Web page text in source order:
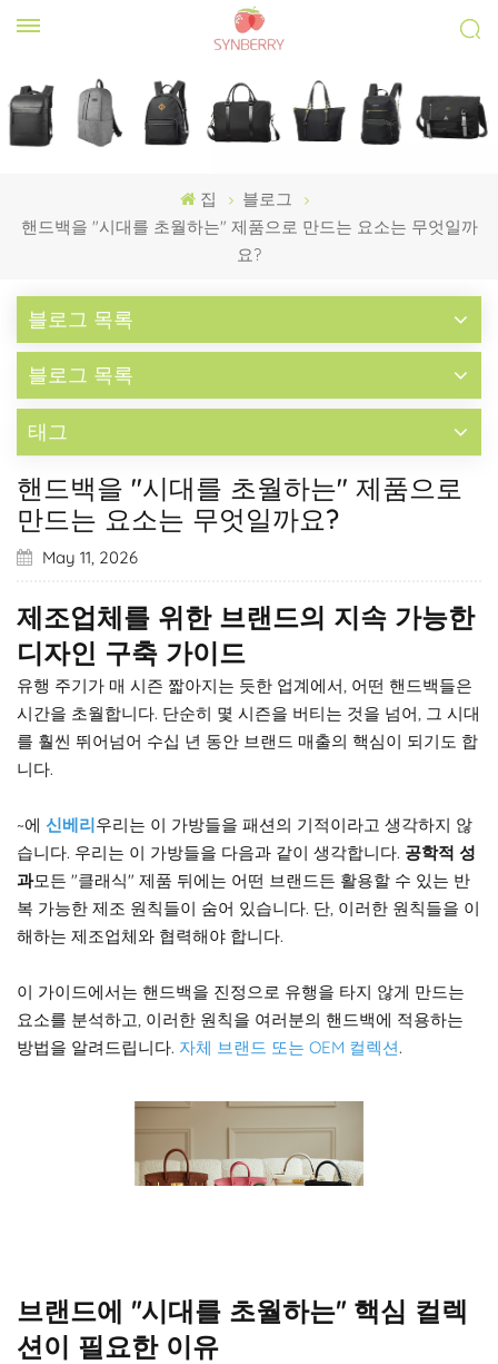
집
블로그
핸드백을 "시대를 초월하는" 제품으로 만드는 요소는 무엇일까
요?
블로그 목록
블로그 목록
태그
핸드백을 "시대를 초월하는" 제품으로
만드는 요소는 무엇일까요?
May 11, 2026
제조업체를 위한 브랜드의 지속 가능한
디자인 구축 가이드
유행 주기가 매 시즌 짧아지는 듯한 업계에서, 어떤 핸드백들은
시간을 초월합니다. 단순히 몇 시즌을 버티는 것을 넘어, 그 시대
를 훨씬 뛰어넘어 수십 년 동안 브랜드 매출의 핵심이 되기도 합
니다.
~에 신베리우리는 이 가방들을 패션의 기적이라고 생각하지 않
습니다. 우리는 이 가방들을 다음과 같이 생각합니다. 공학적 성
과모든 "클래식" 제품 뒤에는 어떤 브랜드든 활용할 수 있는 반
복 가능한 제조 원칙들이 숨어 있습니다. 단, 이러한 원칙들을 이
해하는 제조업체와 협력해야 합니다.
이 가이드에서는 핸드백을 진정으로 유행을 타지 않게 만드는
요소를 분석하고, 이러한 원칙을 여러분의 핸드백에 적용하는
방법을 알려드립니다. 자체 브랜드 또는 OEM 컬렉션.
브랜드에 "시대를 초월하는" 핵심 컬렉
션이 필요한 이유